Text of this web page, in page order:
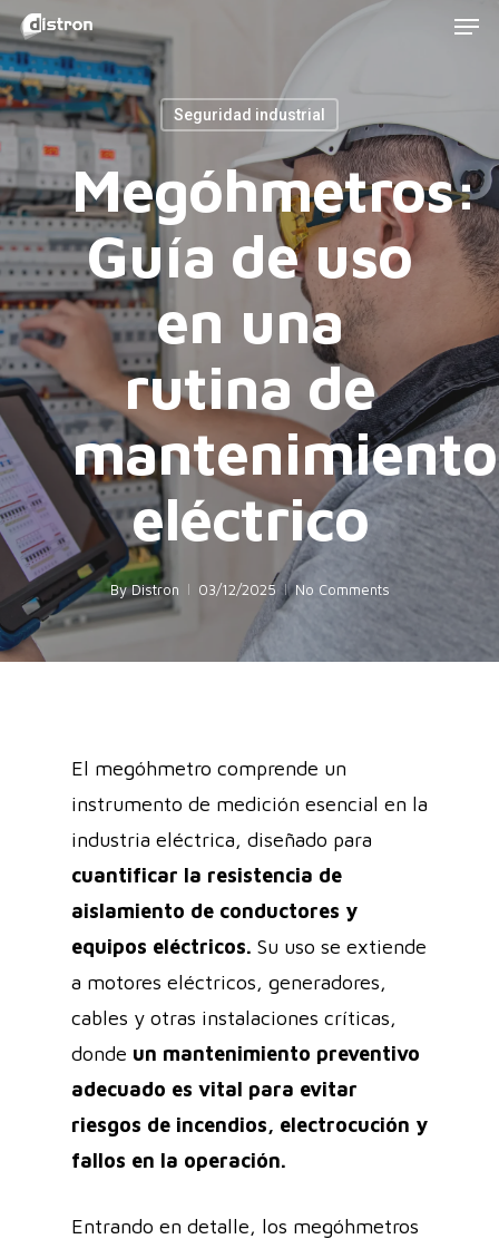
Skip
to
main
content
Seguridad industrial
Megóhmetros:
Guía de uso
en una
rutina de
mantenimiento
eléctrico
By Distron 03/12/2025 No Comments
El megóhmetro comprende un
instrumento de medición esencial en la
industria eléctrica, diseñado para
cuantificar la resistencia de
aislamiento de conductores y
equipos eléctricos. Su uso se extiende
a motores eléctricos, generadores,
cables y otras instalaciones críticas,
donde un mantenimiento preventivo
adecuado es vital para evitar
riesgos de incendios, electrocución y
fallos en la operación.
Entrando en detalle, los megóhmetros